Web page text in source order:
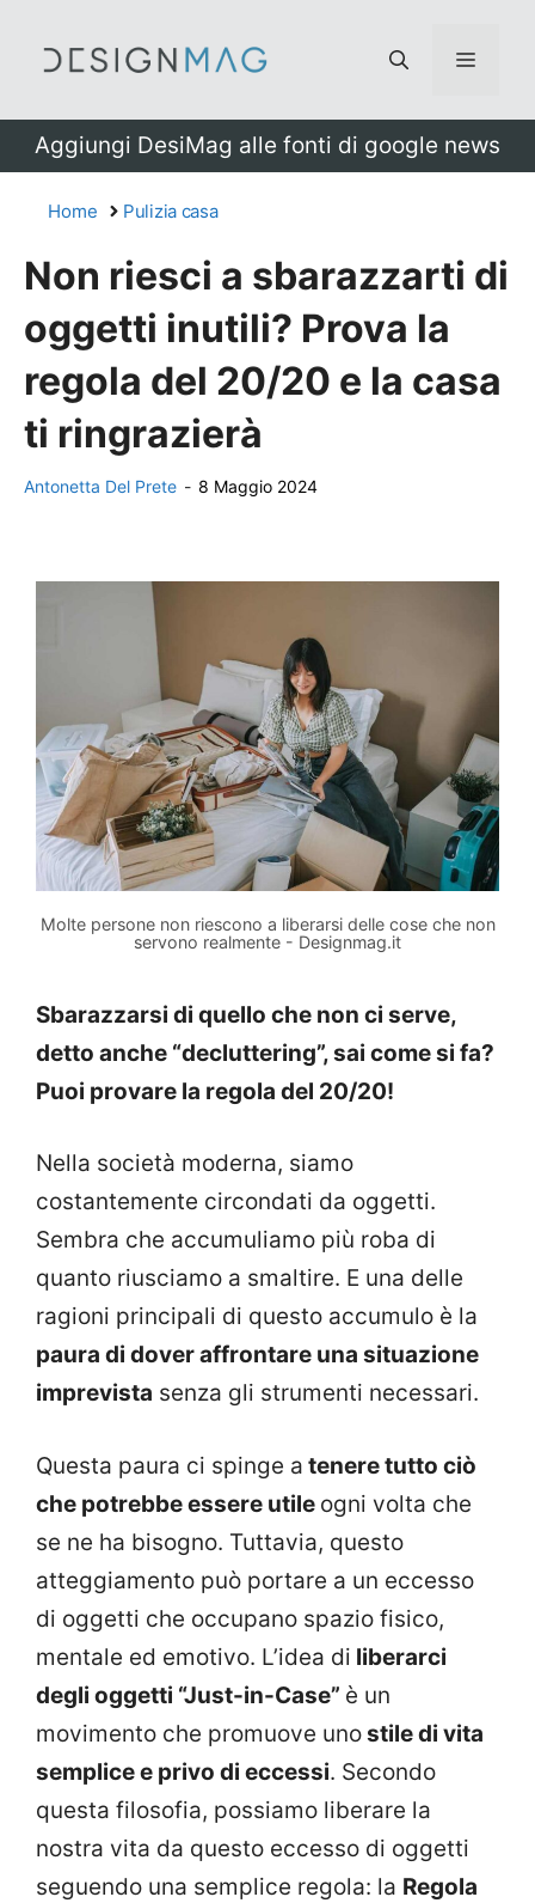
Menu
Aggiungi DesiMag alle fonti di google news
Home Pulizia casa
Non riesci a sbarazzarti di
oggetti inutili? Prova la
regola del 20/20 e la casa
ti ringrazierà
Antonetta Del Prete - 8 Maggio 2024
Molte persone non riescono a liberarsi delle cose che non
servono realmente - Designmag.it
Sbarazzarsi di quello che non ci serve,
detto anche “decluttering”, sai come si fa?
Puoi provare la regola del 20/20!
Nella società moderna, siamo
costantemente circondati da oggetti.
Sembra che accumuliamo più roba di
quanto riusciamo a smaltire. E una delle
ragioni principali di questo accumulo è la
paura di dover affrontare una situazione
imprevista senza gli strumenti necessari.
Questa paura ci spinge a tenere tutto ciò
che potrebbe essere utile ogni volta che
se ne ha bisogno. Tuttavia, questo
atteggiamento può portare a un eccesso
di oggetti che occupano spazio fisico,
mentale ed emotivo. L’idea di liberarci
degli oggetti “Just-in-Case” è un
movimento che promuove unostile di vita
semplice e privo di eccessi. Secondo
questa filosofia, possiamo liberare la
nostra vita da questo eccesso di oggetti
seguendo una semplice regola: la Regola